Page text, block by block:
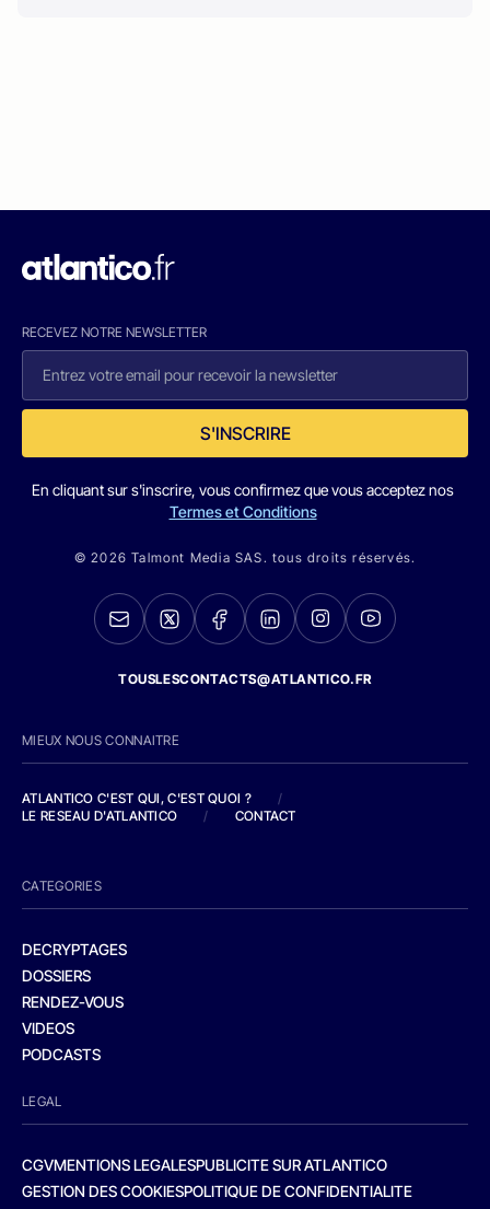
RECEVEZ NOTRE NEWSLETTER
S'INSCRIRE
En cliquant sur s'inscrire, vous confirmez que vous acceptez nos
Termes et Conditions
© 2026 Talmont Media SAS. tous droits réservés.
TOUSLESCONTACTS@ATLANTICO.FR
MIEUX NOUS CONNAITRE
ATLANTICO C'EST QUI, C'EST QUOI ?
/
LE RESEAU D'ATLANTICO
/ CONTACT
CATEGORIES
DECRYPTAGES
DOSSIERS
RENDEZ-VOUS
VIDEOS
PODCASTS
LEGAL
CGVMENTIONS LEGALESPUBLICITE SUR ATLANTICO
GESTION DES COOKIESPOLITIQUE DE CONFIDENTIALITE